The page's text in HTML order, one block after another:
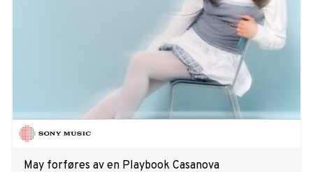
May forføres av en Playbook Casanova